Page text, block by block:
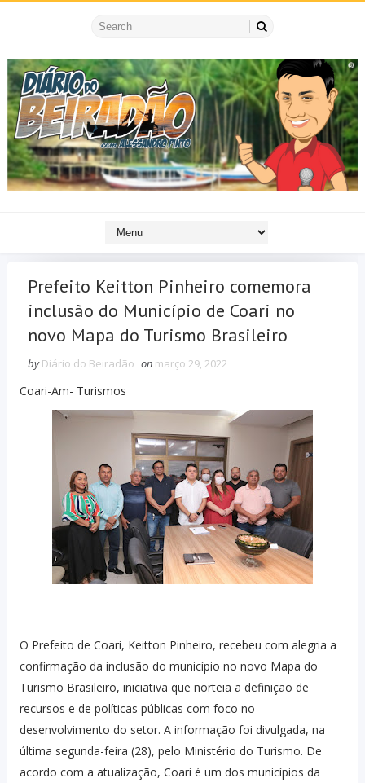
Prefeito Keitton Pinheiro comemora
inclusão do Município de Coari no
novo Mapa do Turismo Brasileiro
by Diário do Beiradão on março 29, 2022
Coari-Am- Turismos
O Prefeito de Coari, Keitton Pinheiro, recebeu com alegria a
confirmação da inclusão do município no novo Mapa do
Turismo Brasileiro, iniciativa que norteia a definição de
recursos e de políticas públicas com foco no
desenvolvimento do setor. A informação foi divulgada, na
última segunda-feira (28), pelo Ministério do Turismo. De
acordo com a atualização, Coari é um dos municípios da